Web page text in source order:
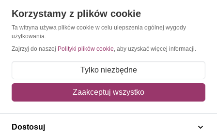
Niger 2017 Mi ark 5167-5170 Czyste **
15,00 zł
Dodaj do koszyka
Korzystamy z plików cookie
Ta witryna używa plików cookie w celu ulepszenia ogólnej wygody
użytkowania.
Zajrzyj do naszej Polityki plików cookie, aby uzyskać więcej informacji.
Tylko niezbędne
Zaakceptuj wszystko
Dostosuj